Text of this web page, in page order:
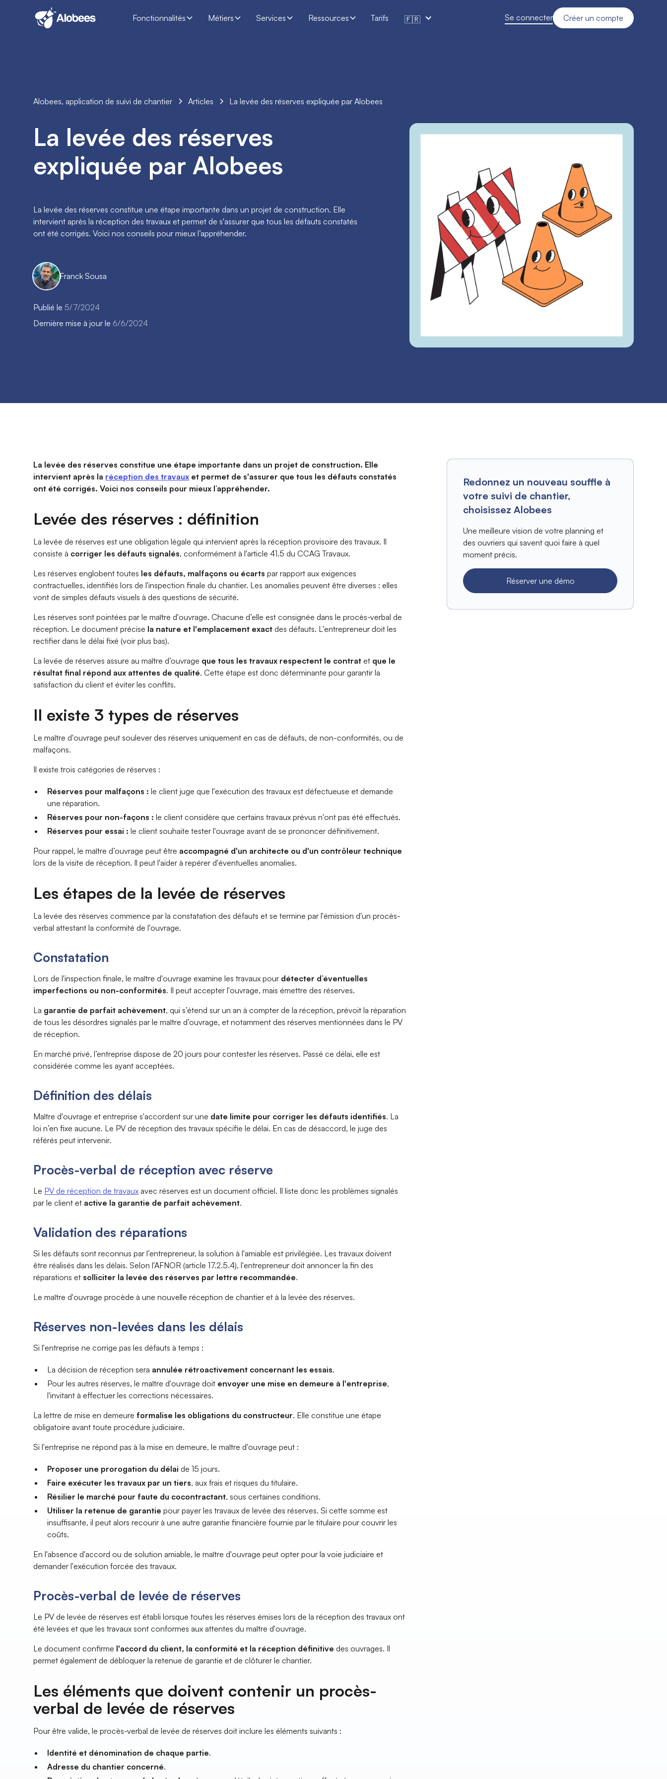
Fonctionnalités Métiers Services Ressources Tarifs 🇫🇷 Se connecter Créer un compte
Alobees, application de suivi de chantier Articles La levée des réserves expliquée par Alobees
La levée des réserves
expliquée par Alobees
La levée des réserves constitue une étape importante dans un projet de construction. Elle
intervient après la réception des travaux et permet de s'assurer que tous les défauts constatés
ont été corrigés. Voici nos conseils pour mieux l’appréhender.
Franck Sousa
Publié le 5/7/2024
Dernière mise à jour le 6/6/2024
La levée des réserves constitue une étape importante dans un projet de construction. Elle
intervient après la réception des travaux et permet de s'assurer que tous les défauts constatés
ont été corrigés. Voici nos conseils pour mieux l’appréhender.
Levée des réserves : définition
La levée de réserves est une obligation légale qui intervient après la réception provisoire des travaux. Il
consiste à corriger les défauts signalés, conformément à l'article 41.5 du CCAG Travaux.
Les réserves englobent toutes les défauts, malfaçons ou écartspar rapport aux exigences
contractuelles, identifiés lors de l'inspection finale du chantier. Les anomalies peuvent être diverses : elles
vont de simples défauts visuels à des questions de sécurité.
Les réserves sont pointées par le maître d'ouvrage. Chacune d’elle est consignée dans le procès-verbal de
réception. Le document précise la nature et l'emplacement exact des défauts. L'entrepreneur doit les
rectifier dans le délai fixé (voir plus bas).
La levée de réserves assure au maître d’ouvrage que tous les travaux respectent le contratet que le
résultat final répond aux attentes de qualité. Cette étape est donc déterminante pour garantir la
satisfaction du client et éviter les conflits.
Il existe 3 types de réserves
Le maître d'ouvrage peut soulever des réserves uniquement en cas de défauts, de non-conformités, ou de
malfaçons.
Il existe trois catégories de réserves :
Réserves pour malfaçons : le client juge que l'exécution des travaux est défectueuse et demande
une réparation.
Réserves pour non-façons : le client considère que certains travaux prévus n'ont pas été effectués.
Réserves pour essai : le client souhaite tester l'ouvrage avant de se prononcer définitivement.
Pour rappel, le maître d’ouvrage peut être accompagné d'un architecte ou d'un contrôleur technique
lors de la visite de réception. Il peut l'aider à repérer d'éventuelles anomalies.
Les étapes de la levée de réserves
La levée des réserves commence par la constatation des défauts et se termine par l'émission d'un procès-
verbal attestant la conformité de l'ouvrage.
Constatation
Lors de l'inspection finale, le maître d'ouvrage examine les travaux pour détecter d’éventuelles
imperfections ou non-conformités. Il peut accepter l'ouvrage, mais émettre des réserves.
La garantie de parfait achèvement, qui s’étend sur un an à compter de la réception, prévoit la réparation
de tous les désordres signalés par le maître d’ouvrage, et notamment des réserves mentionnées dans le PV
de réception.
En marché privé, l’entreprise dispose de 20 jours pour contester les réserves. Passé ce délai, elle est
considérée comme les ayant acceptées.
Définition des délais
Maître d'ouvrage et entreprise s'accordent sur une date limite pour corriger les défauts identifiés. La
loi n’en fixe aucune. Le PV de réception des travaux spécifie le délai. En cas de désaccord, le juge des
référés peut intervenir.
Procès-verbal de réception avec réserve
Le PV de réception de travaux avec réserves est un document officiel. Il liste donc les problèmes signalés
par le client et active la garantie de parfait achèvement.
Validation des réparations
Si les défauts sont reconnus par l’entrepreneur, la solution à l'amiable est privilégiée. Les travaux doivent
être réalisés dans les délais. Selon l'AFNOR (article 17.2.5.4), l'entrepreneur doit annoncer la fin des
réparations et solliciter la levée des réserves par lettre recommandée.
Le maître d'ouvrage procède à une nouvelle réception de chantier et à la levée des réserves.
Réserves non-levées dans les délais
Si l'entreprise ne corrige pas les défauts à temps :
La décision de réception sera annulée rétroactivement concernant les essais.
Pour les autres réserves, le maître d'ouvrage doit envoyer une mise en demeure à l'entreprise,
l'invitant à effectuer les corrections nécessaires.
La lettre de mise en demeureformalise les obligations du constructeur. Elle constitue une étape
obligatoire avant toute procédure judiciaire.
Si l'entreprise ne répond pas à la mise en demeure, le maître d'ouvrage peut :
Proposer une prorogation du délai de 15 jours.
Faire exécuter les travaux par un tiers, aux frais et risques du titulaire.
Résilier le marché pour faute du cocontractant, sous certaines conditions.
Utiliser la retenue de garantie pour payer les travaux de levée des réserves. Si cette somme est
insuffisante, il peut alors recourir à une autre garantie financière fournie par le titulaire pour couvrir les
coûts.
En l'absence d'accord ou de solution amiable, le maître d'ouvrage peut opter pour la voie judiciaire et
demander l'exécution forcée des travaux.
Procès-verbal de levée de réserves
Le PV de levée de réserves est établi lorsque toutes les réserves émises lors de la réception des travaux ont
été levées et que les travaux sont conformes aux attentes du maître d'ouvrage.
Le document confirme l'accord du client, la conformité et la réception définitive des ouvrages. Il
permet également de débloquer la retenue de garantie et de clôturer le chantier.
Les éléments que doivent contenir un procès-
verbal de levée de réserves
Pour être valide, le procès-verbal de levée de réserves doit inclure les éléments suivants :
Identité et dénomination de chaque partie.
Adresse du chantier concerné.
Redonnez un nouveau souffle à
votre suivi de chantier,
choisissez Alobees
Une meilleure vision de votre planning et
des ouvriers qui savent quoi faire à quel
moment précis.
Réserver une démo